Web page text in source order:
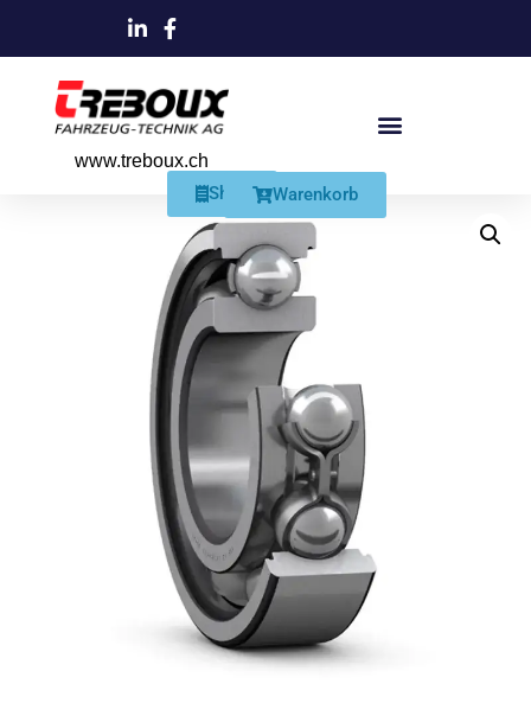
www.treboux.ch
Shop Warenkorb